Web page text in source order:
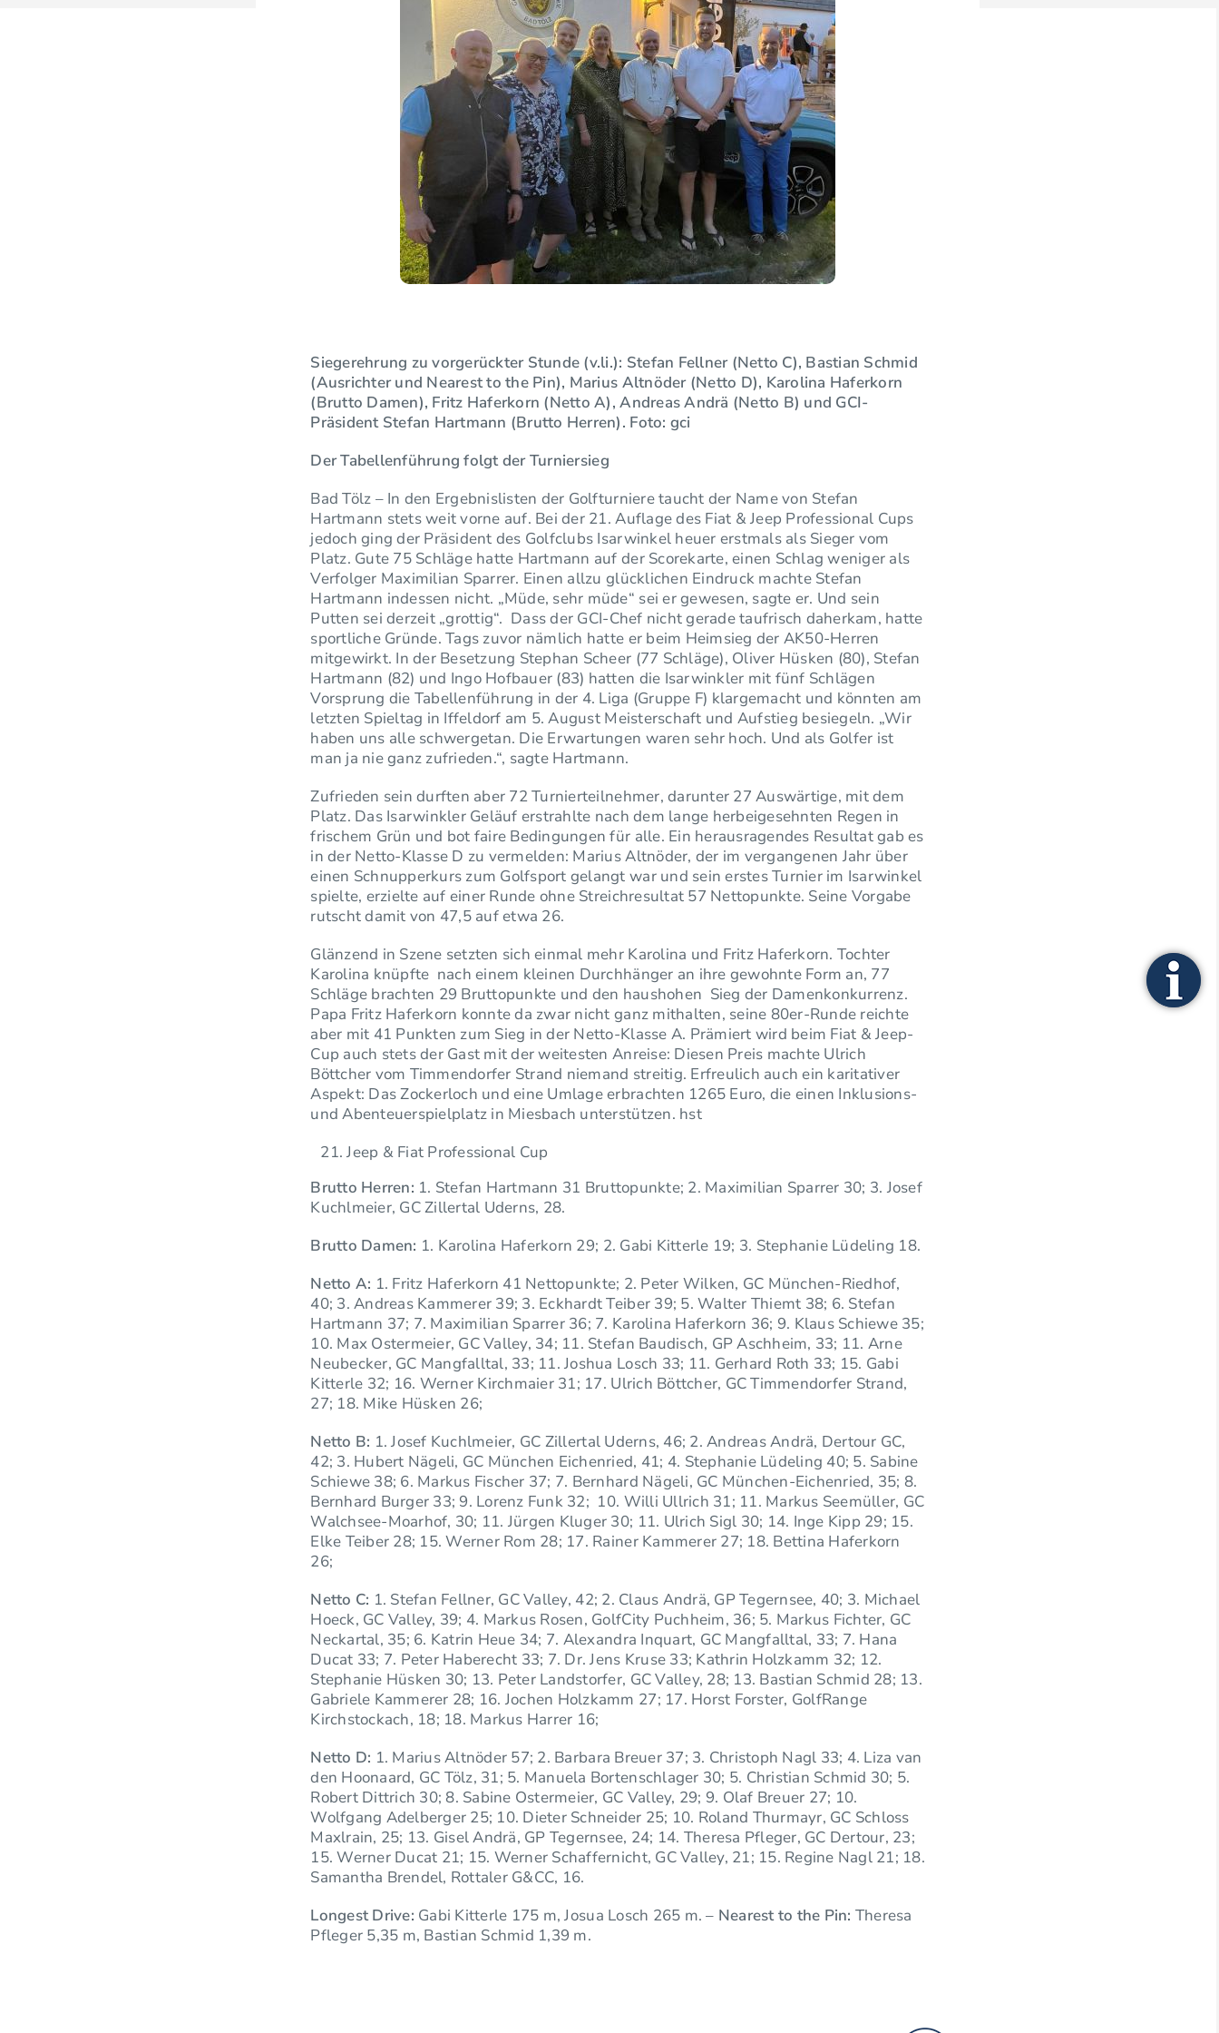
Siegerehrung zu vorgerückter Stunde (v.li.): Stefan Fellner (Netto C), Bastian Schmid
(Ausrichter und Nearest to the Pin), Marius Altnöder (Netto D), Karolina Haferkorn
(Brutto Damen), Fritz Haferkorn (Netto A), Andreas Andrä (Netto B) und GCI-
Präsident Stefan Hartmann (Brutto Herren). Foto: gci
Der Tabellenführungfolgt der Turniersieg
Bad Tölz – In den Ergebnislisten der Golfturniere taucht der Name von Stefan
Hartmann stets weit vorne auf. Bei der 21. Auflage des Fiat & Jeep Professional Cups
jedoch ging der Präsident des Golfclubs Isarwinkel heuer erstmals als Sieger vom
Platz. Gute 75 Schläge hatte Hartmann auf der Scorekarte, einen Schlag weniger als
Verfolger Maximilian Sparrer. Einen allzu glücklichen Eindruck machte Stefan
Hartmann indessen nicht. „Müde, sehr müde“ sei er gewesen, sagte er. Und sein
Putten sei derzeit „grottig“. Dass der GCI-Chef nicht gerade taufrisch daherkam, hatte
sportliche Gründe. Tags zuvor nämlich hatte er beim Heimsieg der AK50-Herren
mitgewirkt. In der Besetzung Stephan Scheer (77 Schläge), Oliver Hüsken (80), Stefan
Hartmann (82) und Ingo Hofbauer (83) hatten die Isarwinkler mit fünf Schlägen
Vorsprung die Tabellenführung in der 4. Liga (Gruppe F) klargemacht und könnten am
letzten Spieltag in Iffeldorf am 5. August Meisterschaft und Aufstieg besiegeln. „Wir
haben uns alle schwergetan. Die Erwartungen waren sehr hoch. Und als Golfer ist
man ja nie ganz zufrieden.“, sagte Hartmann.
Zufrieden sein durften aber 72 Turnierteilnehmer, darunter 27 Auswärtige, mit dem
Platz. Das Isarwinkler Geläuf erstrahlte nach dem lange herbeigesehnten Regen in
frischem Grün und bot faire Bedingungen für alle. Ein herausragendes Resultat gab es
in der Netto-Klasse D zu vermelden: Marius Altnöder, der im vergangenen Jahr über
einen Schnupperkurs zum Golfsport gelangt war und sein erstes Turnier im Isarwinkel
spielte, erzielte auf einer Runde ohne Streichresultat 57 Nettopunkte. Seine Vorgabe
rutscht damit von 47,5 auf etwa 26.
Glänzend in Szene setzten sich einmal mehr Karolina und Fritz Haferkorn. Tochter
Karolina knüpfte nach einem kleinen Durchhänger an ihre gewohnte Form an, 77
Schläge brachten 29 Bruttopunkte und den haushohen Sieg der Damenkonkurrenz.
Papa Fritz Haferkorn konnte da zwar nicht ganz mithalten, seine 80er-Runde reichte
aber mit 41 Punkten zum Sieg in der Netto-Klasse A. Prämiert wird beim Fiat & Jeep-
Cup auch stets der Gast mit der weitesten Anreise: Diesen Preis machte Ulrich
Böttcher vom Timmendorfer Strand niemand streitig. Erfreulich auch ein karitativer
Aspekt: Das Zockerloch und eine Umlage erbrachten 1265 Euro, die einen Inklusions-
und Abenteuerspielplatz in Miesbach unterstützen. hst
Jeep & Fiat Professional Cup
Brutto Herren: 1. Stefan Hartmann 31 Bruttopunkte; 2. Maximilian Sparrer 30; 3. Josef
Kuchlmeier, GC Zillertal Uderns, 28.
Brutto Damen: 1. Karolina Haferkorn 29; 2. Gabi Kitterle 19; 3. Stephanie Lüdeling 18.
Netto A: 1. Fritz Haferkorn 41 Nettopunkte; 2. Peter Wilken, GC München-Riedhof,
40; 3. Andreas Kammerer 39; 3. Eckhardt Teiber 39; 5. Walter Thiemt 38; 6. Stefan
Hartmann 37; 7. Maximilian Sparrer 36; 7. Karolina Haferkorn 36; 9. Klaus Schiewe 35;
10. Max Ostermeier, GC Valley, 34; 11. Stefan Baudisch, GP Aschheim, 33; 11. Arne
Neubecker, GC Mangfalltal, 33; 11. Joshua Losch 33; 11. Gerhard Roth 33; 15. Gabi
Kitterle 32; 16. Werner Kirchmaier 31; 17. Ulrich Böttcher, GC Timmendorfer Strand,
27; 18. Mike Hüsken 26;
Netto B: 1. Josef Kuchlmeier, GC Zillertal Uderns, 46; 2. Andreas Andrä, Dertour GC,
42; 3. Hubert Nägeli, GC München Eichenried, 41; 4. Stephanie Lüdeling 40; 5. Sabine
Schiewe 38; 6. Markus Fischer 37; 7. Bernhard Nägeli, GC München-Eichenried, 35; 8.
Bernhard Burger 33; 9. Lorenz Funk 32; 10. Willi Ullrich 31; 11. Markus Seemüller, GC
Walchsee-Moarhof, 30; 11. Jürgen Kluger 30; 11. Ulrich Sigl 30; 14. Inge Kipp 29; 15.
Elke Teiber 28; 15. Werner Rom 28; 17. Rainer Kammerer 27; 18. Bettina Haferkorn
26;
Netto C: 1. Stefan Fellner, GC Valley, 42; 2. Claus Andrä, GP Tegernsee, 40; 3. Michael
Hoeck, GC Valley, 39; 4. Markus Rosen, GolfCity Puchheim, 36; 5. Markus Fichter, GC
Neckartal, 35; 6. Katrin Heue 34; 7. Alexandra Inquart, GC Mangfalltal, 33; 7. Hana
Ducat 33; 7. Peter Haberecht 33; 7. Dr. Jens Kruse 33; Kathrin Holzkamm 32; 12.
Stephanie Hüsken 30; 13. Peter Landstorfer, GC Valley, 28; 13. Bastian Schmid 28; 13.
Gabriele Kammerer 28; 16. Jochen Holzkamm 27; 17. Horst Forster, GolfRange
Kirchstockach, 18; 18. Markus Harrer 16;
Netto D: 1. Marius Altnöder 57; 2. Barbara Breuer 37; 3. Christoph Nagl 33; 4. Liza van
den Hoonaard, GC Tölz, 31; 5. Manuela Bortenschlager 30; 5. Christian Schmid 30; 5.
Robert Dittrich 30; 8. Sabine Ostermeier, GC Valley, 29; 9. Olaf Breuer 27; 10.
Wolfgang Adelberger 25; 10. Dieter Schneider 25; 10. Roland Thurmayr, GC Schloss
Maxlrain, 25; 13. Gisel Andrä, GP Tegernsee, 24; 14. Theresa Pfleger, GC Dertour, 23;
15. Werner Ducat 21; 15. Werner Schaffernicht, GC Valley, 21; 15. Regine Nagl 21; 18.
Samantha Brendel, Rottaler G&CC, 16.
Longest Drive: Gabi Kitterle 175 m, Josua Losch 265 m. – Nearest to the Pin: Theresa
Pfleger 5,35 m, Bastian Schmid 1,39 m.